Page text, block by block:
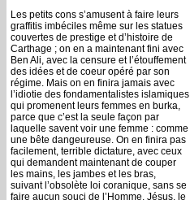
Les petits cons s’amusent à faire leurs
graffitis imbéciles même sur les statues
couvertes de prestige et d’histoire de
Carthage ; on en a maintenant fini avec
Ben Ali, avec la censure et l’étouffement
des idées et de coeur opéré par son
régime. Mais on en finira jamais avec
l’idiotie des fondamentalistes islamiques
qui promenent leurs femmes en burka,
parce que c’est la seule façon par
laquelle savent voir une femme : comme
une bête dangeureuse. On en finira pas
facilement, terrible dictature, avec ceux
qui demandent maintenant de couper
les mains, les jambes et les bras,
suivant l’obsolète loi coranique, sans se
faire aucun souci de l’Homme. Jésus, le